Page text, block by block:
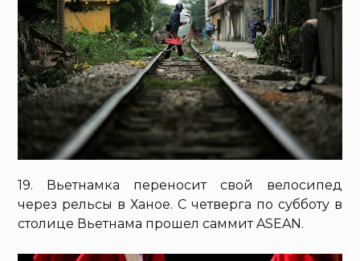
19. Вьетнамка переносит свой велосипед
через рельсы в Ханое. С четверга по субботу в
столице Вьетнама прошел саммит ASEAN.